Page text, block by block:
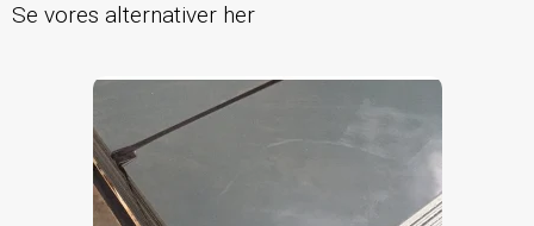
Se vores alternativer her